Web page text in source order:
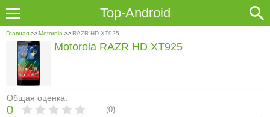
Top-Android
Главная>>Motorola >> RAZR HD XT925
Общая оценка:
0 (0)
Motorola RAZR HD XT925